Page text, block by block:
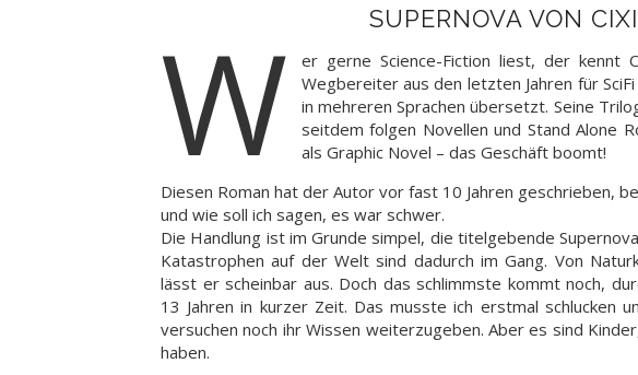
SUPERNOVA VON
W
er gerne Science-Fiction liest, der kennt
Wegbereiter aus den letzten Jahren für
in mehreren Sprachen übersetzt. Seine
seitdem folgen Novellen und Stand Alone
als Graphic Novel – das Geschäft boomt!
Diesen Roman hat der Autor vor fast 10 Jahren geschrieben,
und wie soll ich sagen, es war schwer.
Die Handlung ist im Grunde simpel, die titelgebende
Katastrophen auf der Welt sind dadurch im Gang. Von
lässt er scheinbar aus. Doch das schlimmste kommt noch,
13 Jahren in kurzer Zeit. Das musste ich erstmal schlucken
versuchen noch ihr Wissen weiterzugeben. Aber es sind
haben.